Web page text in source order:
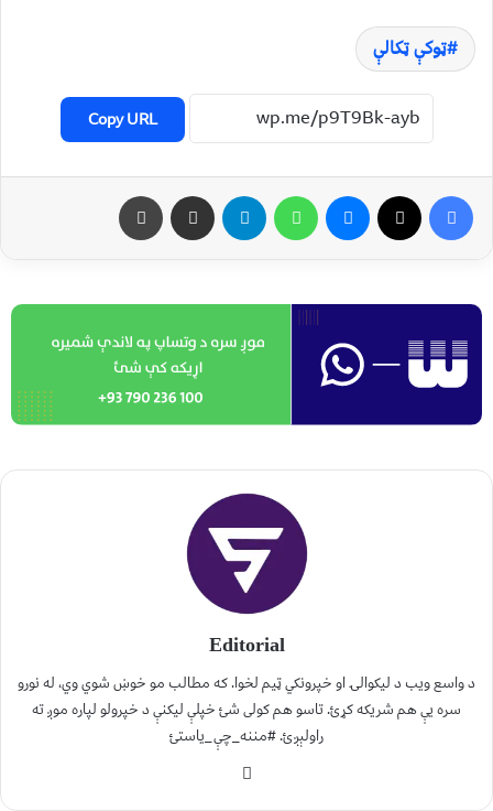
ټوکې ټکالې
Copy URL
Editorial
د واسع ویب د لیکوالۍ او خپرونکي ټیم لخوا. که مطالب مو خوښ شوي وي، له نورو
سره یې هم شریکه کړئ. تاسو هم کولی شئ خپلې لیکنې د خپرولو لپاره موږ ته
راولېږئ. #مننه_چې_یاستئ